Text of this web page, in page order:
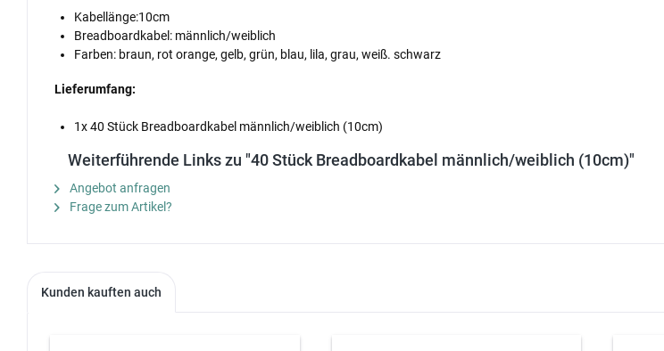
Kabellänge:10cm
Breadboardkabel: männlich/weiblich
Farben: braun, rot orange, gelb, grün, blau, lila, grau, weiß. schwarz
Lieferumfang:
1x 40 Stück Breadboardkabel männlich/weiblich (10cm)
Weiterführende Links zu "40 Stück Breadboardkabel männlich/weiblich (10cm)"
Angebot anfragen
Frage zum Artikel?
Kunden kauften auch